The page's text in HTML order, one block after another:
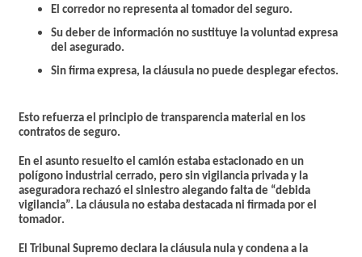
El corredor no representa al tomador del seguro.
Su deber de información no sustituye la voluntad expresa
del asegurado.
Sin firma expresa, la cláusula no puede desplegar efectos.
Esto refuerza el principio de transparencia material en los
contratos de seguro.
En el asunto resuelto el camión estaba estacionado en un
polígono industrial cerrado, pero sin vigilancia privada y la
aseguradora rechazó el siniestro alegando falta de “debida
vigilancia”. La cláusula no estaba destacada ni firmada por el
tomador.
El Tribunal Supremo declara la cláusula nula y condena a la